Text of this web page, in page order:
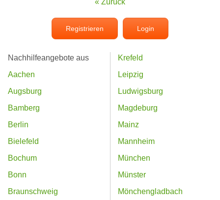
« Zurück
Registrieren Login
Nachhilfeangebote aus
Aachen
Augsburg
Bamberg
Berlin
Bielefeld
Bochum
Bonn
Braunschweig
Krefeld
Leipzig
Ludwigsburg
Magdeburg
Mainz
Mannheim
München
Münster
Mönchengladbach